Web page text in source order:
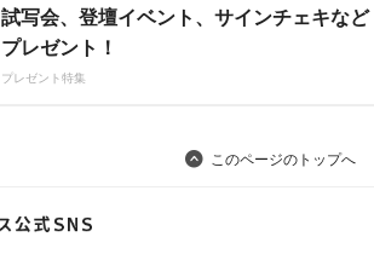
試写会、登壇イベント、サインチェキなど
プレゼント！
プレゼント特集
このページのトップへ